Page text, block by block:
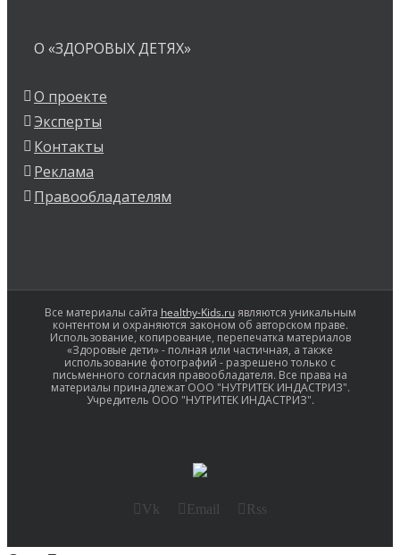
О «ЗДОРОВЫХ ДЕТЯХ»
О проекте
Эксперты
Контакты
Реклама
Правообладателям
Все материалы сайта healthy-Kids.ruявляются уникальным
контентом и охраняются законом об авторском праве.
Использование, копирование, перепечатка материалов
«Здоровые дети» - полная или частичная, а также
использование фотографий - разрешено только с
письменного согласия правообладателя. Все права на
материалы принадлежат ООО "НУТРИТЕК ИНДАСТРИЗ".
Учредитель ООО "НУТРИТЕК ИНДАСТРИЗ".
Vk Email Rss